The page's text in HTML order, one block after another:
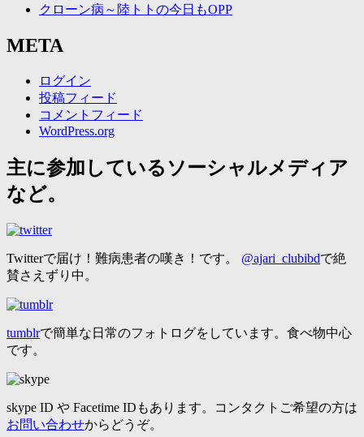
クローン病～陸トトの今日もOPP
META
ログイン
投稿フィード
コメントフィード
WordPress.org
主に参加しているソーシャルメディア
など。
Twitterで届け！難病患者の嘆き！です。 @ajari_clubibdで絶
賛さえずり中。
tumblrで簡単な日常のフォトログをしています。食べ物中心
です。
skype ID や Facetime IDもあります。コンタクトご希望の方は
お問い合わせからどうぞ。